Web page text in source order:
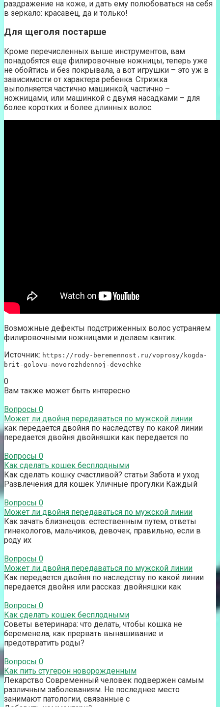
раздражение на коже, и дать ему полюбоваться на себя
в зеркало: красавец, да и только!
Для щеголя постарше
Кроме перечисленных выше инструментов, вам
понадобятся еще филировочные ножницы, теперь уже
не обойтись и без покрывала, а вот игрушки – это уж в
зависимости от характера ребенка. Стрижка
выполняется частично машинкой, частично –
ножницами, или машинкой с двумя насадками – для
более коротких и более длинных волос.
Возможные дефекты подстриженных волос устраняем
филировочными ножницами и делаем кантик.
Источник: https://rody-beremennost.ru/voprosy/kogda-
brit-golovu-novorozhdennoj-devochke
0
Вам также может быть интересно
Вопросы 0
Может ли двойня передаваться по мужской линии
как передается двойня по наследству по какой линии
передается двойня двойняшки как передается по
Вопросы 0
Как сделать кошек бесплодными
Как сделать кошку счастливой? статьи Забота и уход
Развлечения для кошек Уличные прогулки Каждый
Вопросы 0
Может ли двойня передаваться по мужской линии
Как зачать близнецов: естественным путем, ответы
гинекологов, мальчиков, девочек, правильно, если в
роду их
Вопросы 0
Может ли двойня передаваться по мужской линии
Как передается двойня по наследству по какой линии
передается двойня или рассказ: двойняшки как
Вопросы 0
Как сделать кошек бесплодными
Советы ветеринара: что делать, чтобы кошка не
беременела, как прервать вынашивание и
предотвратить роды?
Вопросы 0
Как пить стугерон новорожденным
Лекарство Современный человек подвержен самым
различным заболеваниям. Не последнее место
занимают патологии, связанные с